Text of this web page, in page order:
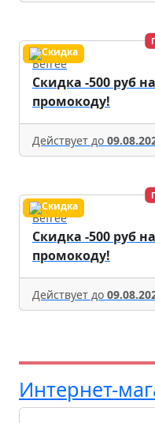
Befree
Скидка -500 руб
промокоду!
Действует до
Befree
Скидка -500 руб
промокоду!
Действует до
Интернет-